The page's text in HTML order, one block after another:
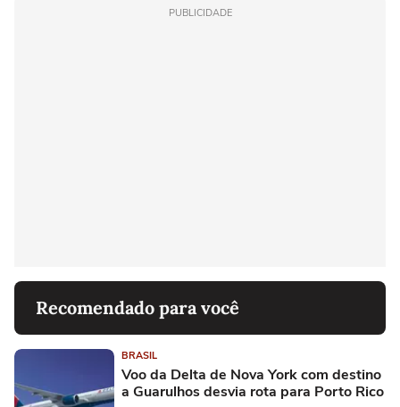
PUBLICIDADE
Recomendado para você
BRASIL
Voo da Delta de Nova York com destino
a Guarulhos desvia rota para Porto Rico